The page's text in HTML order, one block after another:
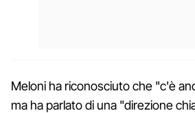
Meloni ha riconosciuto che "c'è
ma ha parlato di una "direzione